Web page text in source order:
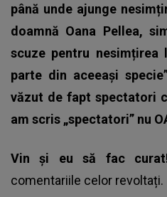
până unde ajunge
doamnă Oana Pellea,
scuze pentru
parte din aceeași
văzut de fapt spectatori
am scris „spectatori” nu
Vin și eu să fac
comentariile celor revoltați.